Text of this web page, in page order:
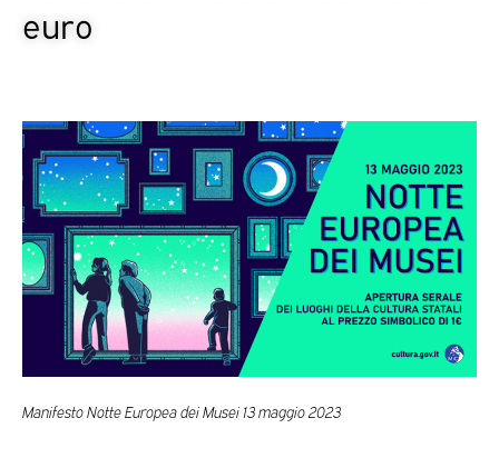
euro
Manifesto Notte Europea dei Musei 13 maggio 2023